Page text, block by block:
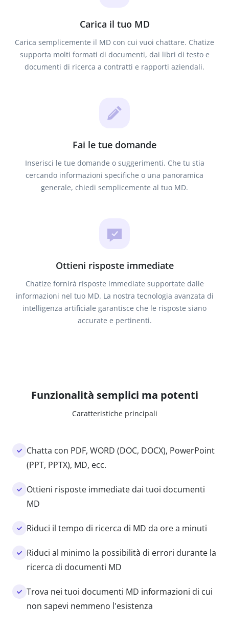
Carica il tuo MD
Carica semplicemente il MD con cui vuoi chattare. Chatize
supporta molti formati di documenti, dai libri di testo e
documenti di ricerca a contratti e rapporti aziendali.
Fai le tue domande
Inserisci le tue domande o suggerimenti. Che tu stia
cercando informazioni specifiche o una panoramica
generale, chiedi semplicemente al tuo MD.
Ottieni risposte immediate
Chatize fornirà risposte immediate supportate dalle
informazioni nel tuo MD. La nostra tecnologia avanzata di
intelligenza artificiale garantisce che le risposte siano
accurate e pertinenti.
Funzionalità semplici ma potenti
Caratteristiche principali
Chatta con PDF, WORD (DOC, DOCX), PowerPoint
(PPT, PPTX), MD, ecc.
Ottieni risposte immediate dai tuoi documenti
MD
Riduci il tempo di ricerca di MD da ore a minuti
Riduci al minimo la possibilità di errori durante la
ricerca di documenti MD
Trova nei tuoi documenti MD informazioni di cui
non sapevi nemmeno l'esistenza